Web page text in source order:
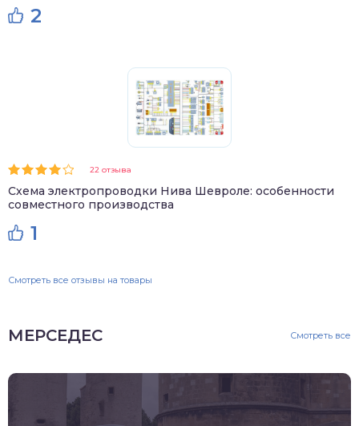
2
22 отзыва
Схема электропроводки Нива Шевроле: особенности
совместного производства
1
Смотреть все отзывы на товары
МЕРСЕДЕС Смотреть все